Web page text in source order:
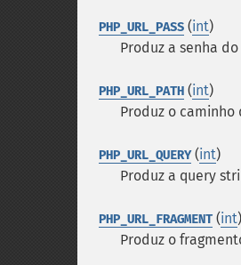
PHP_URL_PASS (int)
Produz a senha
PHP_URL_PATH (int)
Produz o caminho
PHP_URL_QUERY(int)
Produz a query
PHP_URL_FRAGMENT (int)
Produz o